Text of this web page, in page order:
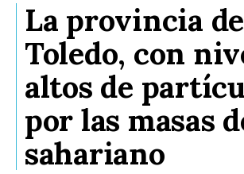
La provincia de
Toledo, con
altos de
por las masas
sahariano